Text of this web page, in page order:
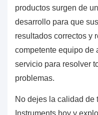
productos surgen de
desarrollo para que
resultados correctos y
competente equipo de
servicio para resolver
problemas.
No dejes la calidad de